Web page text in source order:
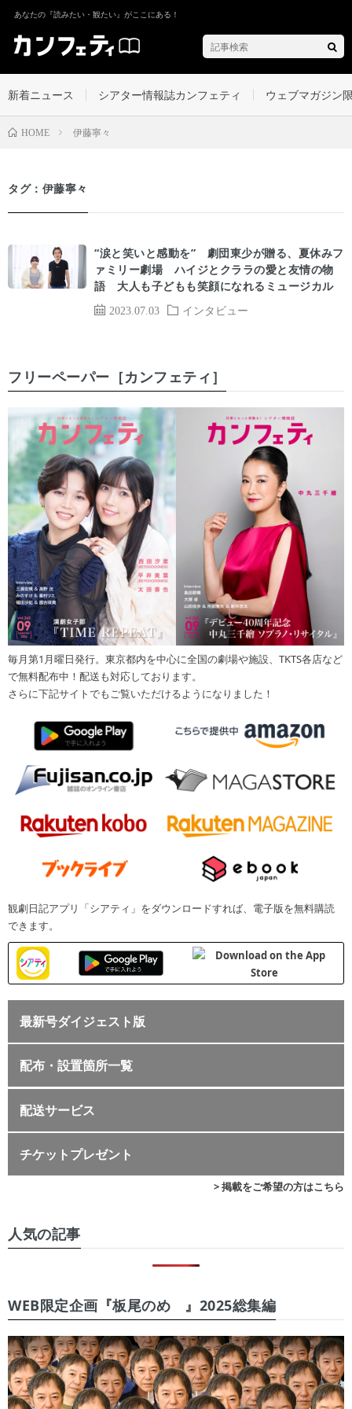
あなたの『読みたい・観たい』がここにある！
新着ニュース シアター情報誌カンフェティ ウェブマガジン
HOME 伊藤寧々
タグ：伊藤寧々
2023.07.03 インタビュー
“涙と笑いと感動を” 劇団東少が贈る、夏休みフ
ァミリー劇場 ハイジとクララの愛と友情の物
語 大人も子どもも笑顔になれるミュージカル
フリーペーパー［カンフェティ］
毎月第1月曜日発行。東京都内を中心に全国の劇場や施設、TKTS各店など
で無料配布中！配送も対応しております。
さらに下記サイトでもご覧いただけるようになりました！
観劇日記アプリ「シアティ」をダウンロードすれば、電子版を無料購読
できます。
最新号ダイジェスト版
配布・設置箇所一覧
配送サービス
チケットプレゼント
> 掲載をご希望の方はこちら
人気の記事
WEB限定企画『板尾のめ゙』2025総集編